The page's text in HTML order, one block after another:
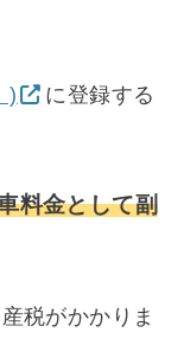
)
に登録する
料金として副
税がかかりま